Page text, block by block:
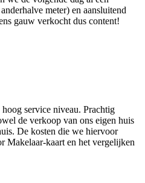
meter) en aansluitend
gauw verkocht dus content!
service niveau. Prachtig
de verkoop van ons eigen huis
De kosten die we hiervoor
Makelaar-kaart en het vergelijken